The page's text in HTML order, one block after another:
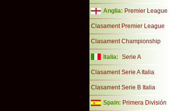
Anglia: Premier League
Clasament Premier League
Clasament Championship
Italia: Serie A
Clasament Serie A Italia
Clasament Serie B Italia
Spain: Primera División